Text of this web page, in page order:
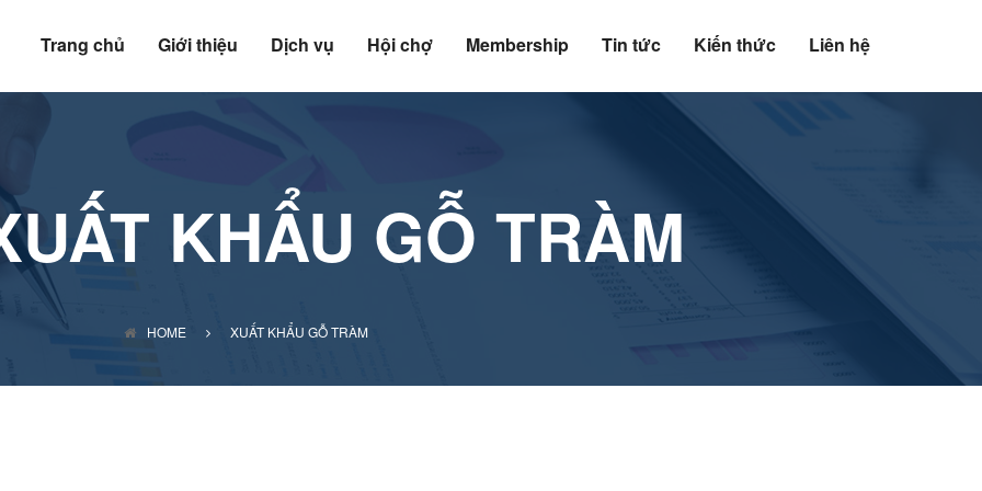
Trang chủ Giới thiệu Dịch vụ Hội chợ Membership Tin tức Kiến thức Liên hệ
KHẨU GỖ TRÀM
HOME XUẤT KHẨU GỖ TRÀM